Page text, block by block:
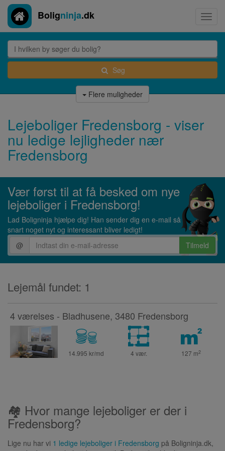
Boligninja.dk
Søg
Flere muligheder
Lejeboliger Fredensborg - viser
nu ledige lejligheder nær
Fredensborg
Vær først til at få besked om nye
lejeboliger i Fredensborg!
Lad Boligninja hjælpe dig! Han sender dig en e-mail så
snart noget nyt og interessant bliver ledigt!
@
Tilmeld
Lejemål fundet: 1
4 værelses - Bladhusene, 3480 Fredensborg
14.995 kr/md 4 vær. 127 m2
🏘 Hvor mange lejeboliger er der i
Fredensborg?
Lige nu har vi 1 ledige lejeboliger i Fredensborg på Boligninja.dk,